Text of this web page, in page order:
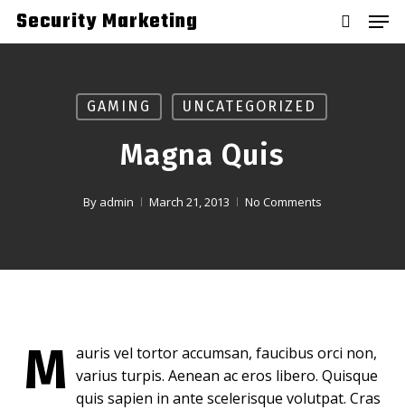
SkipSecurity Marketing
search
GAMING UNCATEGORIZED
Magna Quis
By admin March 21, 2013 No Comments
M auris vel tortor accumsan, faucibus orci non,
varius turpis. Aenean ac eros libero. Quisque
quis sapien in ante scelerisque volutpat. Cras